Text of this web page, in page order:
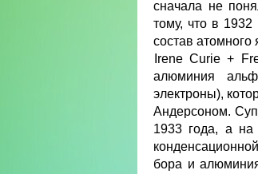
сначала не
тому, что в
состав атомного
Irene Curie +
алюминия
электроны),
Андерсоном.
1933 года, а на
бора и